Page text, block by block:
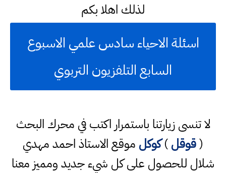
لذلك اهلا بكم
اسئلة الاحياء سادس علمي الاسبوع
السابع التلفزيون التربوي
لا تنسى زيارتنا باستمرار اكتب في محرك البحث
(قوقل)كوكل موقع الاستاذ احمد مهدي
شلال للحصول على كل شيء جديد ومميز معنا